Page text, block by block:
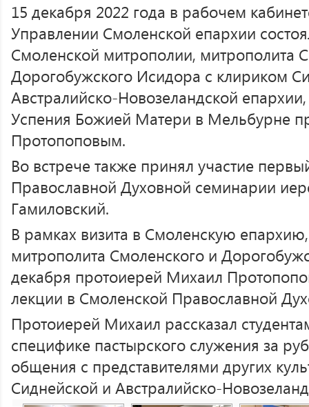
15 декабря 2022 года в рабочем
Управлении Смоленской епархии
Смоленской митрополии, митрополита
Дорогобужского Исидора с клириком
Австралийско-Новозеландской
Успения Божией Матери в Мельбурне
Протопоповым.
Во встрече также принял участие
Православной Духовной семинарии
Гамиловский.
В рамках визита в Смоленскую
митрополита Смоленского и
декабря протоиерей Михаил
лекции в Смоленской Православной
Протоиерей Михаил рассказал
специфике пастырского служения за
общения с представителями других
Сиднейской и Австралийско-